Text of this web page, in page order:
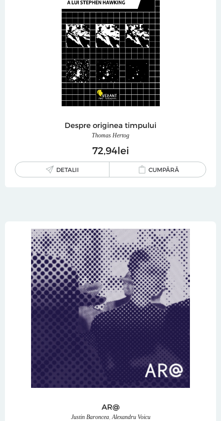
Despre originea timpului
Thomas Hertog
7294lei
DETALII CUMPĂRĂ
AR@
Justin Baroncea,Alexandru Voicu